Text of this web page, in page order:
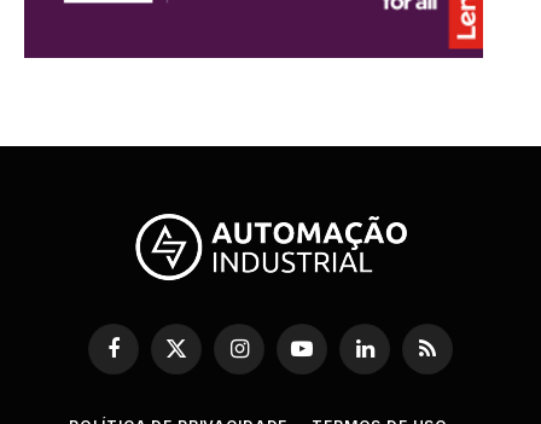
Facebook
X
InstagramYouTubeLinkedInRSS